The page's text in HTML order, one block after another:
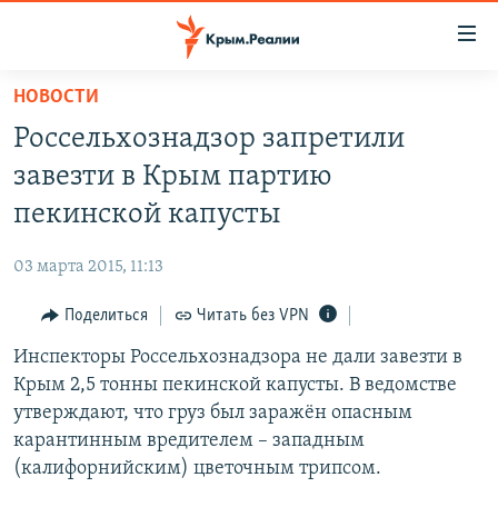
Вернуться
основному
содержанию
главной
навигации
Вернутся
поиску
11 ЛЕТ ОККУПАЦИИ КРЫМА. 11 ИСТОРИЙ СОПРОТИВЛЕНИЯ
ЕЩЕ
ИНТЕРАКТИВ
ИНФОГРАФИКА
ТЕЛЕПРОЕКТ КРЫМ.РЕАЛИИ
СОВЕТЫ ПРАВОЗАЩИТНИКОВ
ПРОПАВШИЕ БЕЗ ВЕСТИ
РАДІО СВОБОДА
КАК ОБОЙТИ БЛОКИРОВКУ
Українською
Qırımtatar
НОВОСТИ
Россельхознадзор запретили
завезти в Крым партию
пекинской капусты
03 марта 2015, 11:13
Поделиться Читать без VPN
Инспекторы Россельхознадзора не дали завезти в
Крым 2,5 тонны пекинской капусты. В ведомстве
утверждают, что груз был заражён опасным
карантинным вредителем – западным
(калифорнийским) цветочным трипсом.